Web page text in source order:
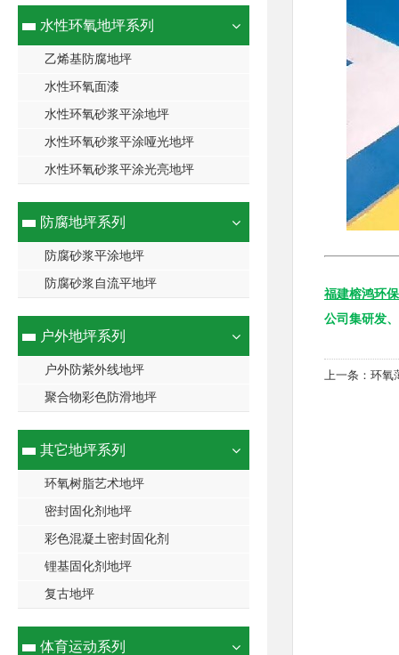
水性环氧地坪系列
乙烯基防腐地坪
水性环氧面漆
水性环氧砂浆平涂地坪
水性环氧砂浆平涂哑光地坪
水性环氧砂浆平涂光亮地坪
防腐地坪系列
防腐砂浆平涂地坪
防腐砂浆自流平地坪
户外地坪系列
户外防紫外线地坪
聚合物彩色防滑地坪
其它地坪系列
环氧树脂艺术地坪
密封固化剂地坪
彩色混凝土密封固化剂
锂基固化剂地坪
复古地坪
体育运动系列
福建榕鸿环
公司集研发
上一条： 环氧